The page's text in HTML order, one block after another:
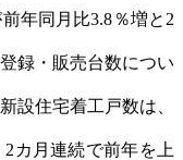
年同月比3.8％増と2
録・販売台数につい
設住宅着工戸数は、
カ月連続で前年を上